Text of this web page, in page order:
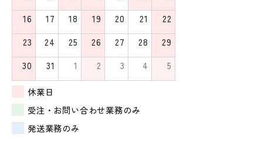
16
17 18 19 20 21
22
23
24 25 26 27 28
29
30
31 1 2 3 4 5
休業日
受注・お問い合わせ業務のみ
発送業務のみ